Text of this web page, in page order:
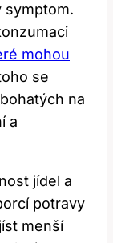
symptom.
mohou
se
na
a
jídel a
potravy
menší